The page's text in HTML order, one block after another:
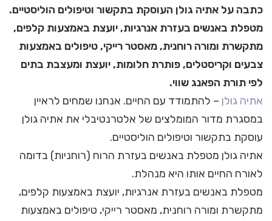
כתבה על אתיה גולן העוסקת בתקשור וטיפולים הוליסטיים.
מטפלת באנשים בעזרת אנרגיות, יועצת באמצעות קלפים,
מתקשרת ומורה רוחנית, מאסטר רייקי, טיפולים באמצעות
צבעים וקריסטלים, פותרת חלומות, יועצת ומעצבת בתים
לפי תורת הפאנג שווי.
אתיה גולן – להתמודד עם החיים. אנחנו שמחים לראיין
במסגרת מדור המומלצים של אלטרנטיבלי את אתיה גולן
עוסקת בתקשור וטיפולים הוליסטיים.
אתיה גולן מטפלת באנשים בעזרת הרוח (רוחניות) בדומה
לאורח החיים אותו היא מנהלת.
מטפלת באנשים בעזרת אנרגיות, יועצת באמצעות קלפים,
מתקשרת ומורה רוחנית, מאסטר רייקי, טיפולים באמצעות